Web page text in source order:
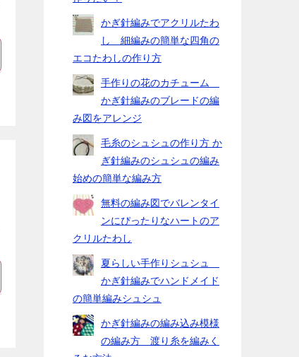
かぎ針編みでアクリルたわ
し 細編みの簡単な四角の
エコたわしの作り方
手作りの花のカチューム
かぎ針編みのブレードの編
み図をアレンジ
毛糸のシュシュの作り方 か
ぎ針編みのシュシュの編み
始めの簡単な編み方
無料の編み図でバレンタイ
ンにぴったりなハートのア
クリルたわし
夏らしい手作りシュシュ
かぎ針編みでハンドメイド
の簡単編みシュシュ
かぎ針編みの編み込み模様
の編み方 渡り糸を編みく